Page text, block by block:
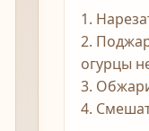
1.
2.
огурцы
3.
4.